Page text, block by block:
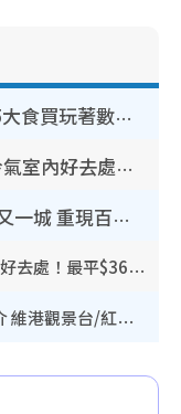
【8月生日優惠2026】全港85大食買玩著數攻略 自助餐/火鍋放題同行免費＋誠品/DONKI送現金券
香港室內好去處｜逾35大歎冷氣室內好去處推介 室內活動免費避雨無懼落雨
小熊維尼100週年快閃店登陸又一城 重現百畝森林經典場景／獨家限定盲盒登場／專屬DIY香水
唱K推介2026︱全港13大卡啦OK好去處！最平$36起 日文K都有！(附地址+收費詳情)
尖沙咀好去處｜逾20景點美食推介 維港觀景台/紅磚古蹟/九龍公園/室內遊樂場